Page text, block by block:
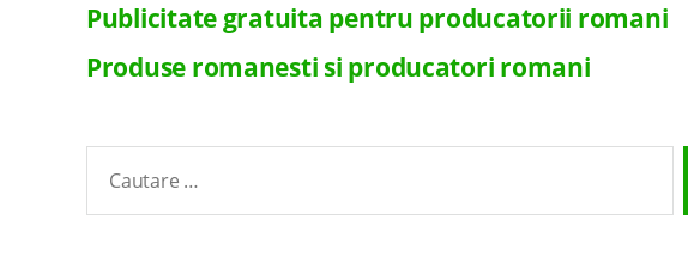
Publicitate gratuita pentru producatorii romani
Produse romanesti si producatori romani
pentru: